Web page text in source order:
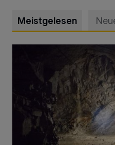
Meistgelesen